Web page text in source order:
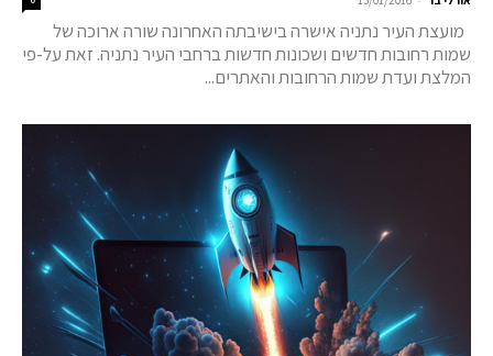
מועצת העיר נתניה אישרה בישיבתה האחרונה שורה ארוכה של
שמות רחובות חדשים ושכונות חדשות ברחבי העיר נתניה. זאת על-פי
המלצת ועדת שמות הרחובות והאתרים...